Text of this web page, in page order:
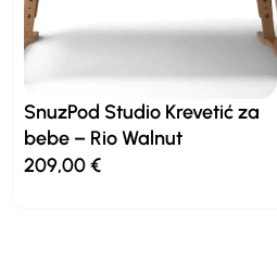
SnuzPod Studio Krevetić za
bebe – Rio Walnut
209,00€